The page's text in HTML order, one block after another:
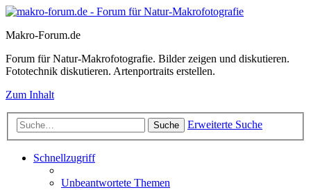
Makro-Forum.de
Forum für Natur-Makrofotografie. Bilder zeigen und diskutieren.
Fototechnik diskutieren. Artenportraits erstellen.
Zum Inhalt
Suche Erweiterte Suche
Schnellzugriff
Unbeantwortete Themen